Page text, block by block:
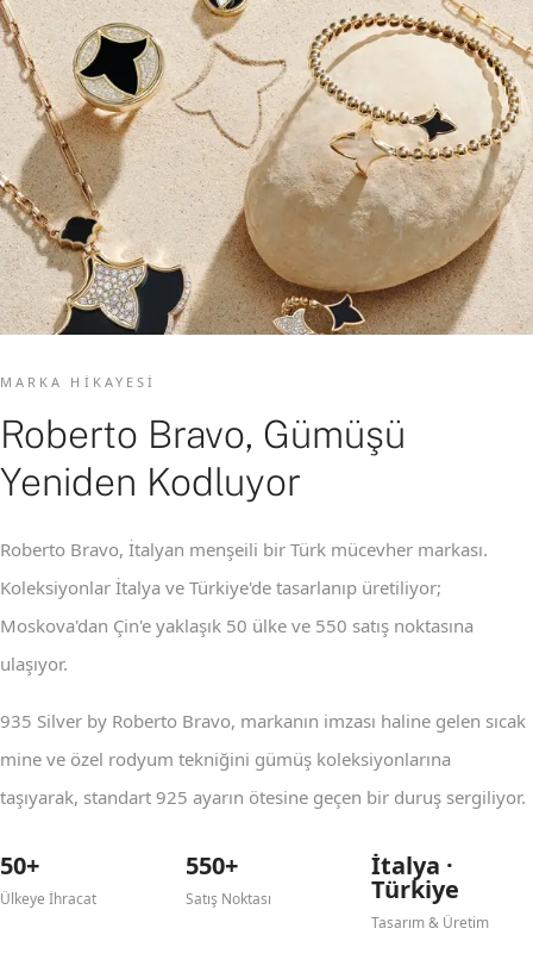
MARKA HIKAYESI
Roberto Bravo, Gümüşü
Yeniden Kodluyor
Roberto Bravo, İtalyan menşeili bir Türk mücevher markası.
Koleksiyonlar İtalya ve Türkiye'de tasarlanıp üretiliyor;
Moskova'dan Çin'e yaklaşık 50 ülke ve 550 satış noktasına
ulaşıyor.
935 Silver by Roberto Bravo, markanın imzası haline gelen sıcak
mine ve özel rodyum tekniğini gümüş koleksiyonlarına
taşıyarak, standart 925 ayarın ötesine geçen bir duruş sergiliyor.
50+
Ülkeye İhracat
550+
Satış Noktası
İtalya ·
Türkiye
Tasarım & Üretim